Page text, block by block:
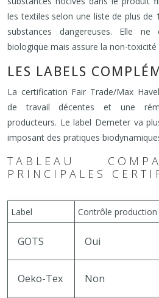
les textiles selon une liste de plus de
substances dangereuses. Elle
biologique mais assure la non-
LES LABELS
La certification Fair Trade/Max
de travail décentes et une
producteurs. Le label Demeter va
imposant des pratiques
TABLEAU
PRINCIPALES
Label Contrôle production
GOTS Oui
Oeko-Tex Non